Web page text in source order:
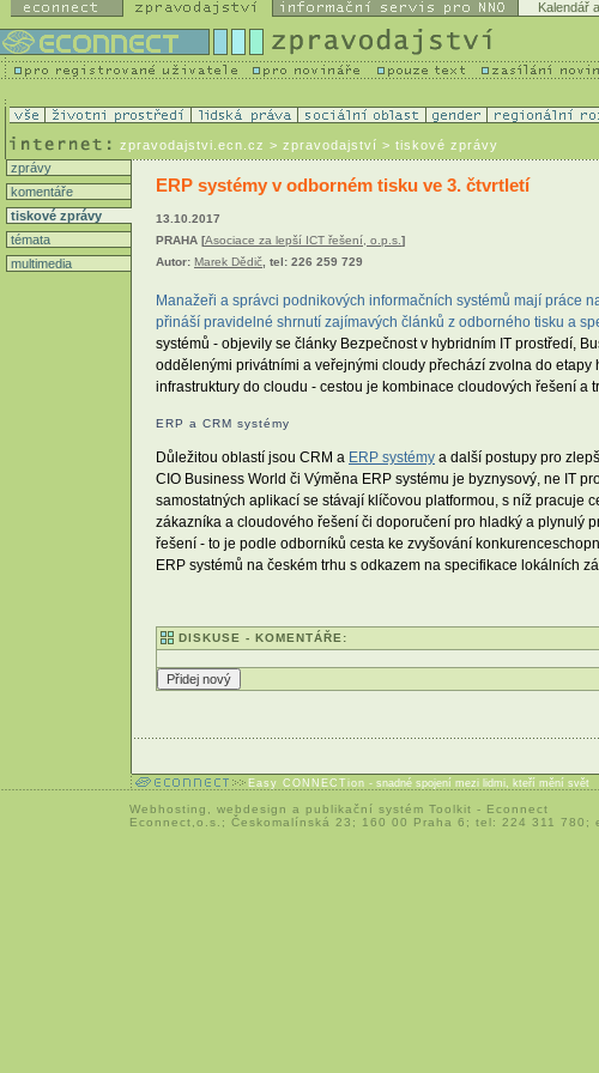
Kalendář
zpravodajstvi.ecn.cz > zpravodajství > tiskové zprávy
zprávy
komentáře
tiskové zprávy
témata
multimedia
ERP systémy v odborném tisku ve 3. čtvrtletí
13.10.2017
PRAHA [Asociace za lepší ICT řešení, o.p.s.]
Autor: Marek Dědič, tel: 226 259 729
Manažeři a správci podnikových informačních systémů mají práce
přináší pravidelné shrnutí zajímavých článků z odborného tisku a
systémů - objevily se články Bezpečnost v hybridním IT prostředí,
oddělenými privátními a veřejnými cloudy přechází zvolna do
infrastruktury do cloudu - cestou je kombinace cloudových řešení a
ERP a CRM systémy
Důležitou oblastí jsou CRM a ERP systémy a další postupy pro
CIO Business World či Výměna ERP systému je byznysový, ne IT
samostatných aplikací se stávají klíčovou platformou, s níž pracuje
zákazníka a cloudového řešení či doporučení pro hladký a plynulý
řešení - to je podle odborníků cesta ke zvyšování
ERP systémů na českém trhu s odkazem na specifikace lokálních
DISKUSE - KOMENTÁŘE:
Easy CONNECTion - snadné spojení mezi lidmi, kteří mění svět
Webhosting webdesign a publikační systém Toolkit - Econnect
Econnect,o.s.; Českomalínská 23; 160 00 Praha 6; tel: 224 311 780;